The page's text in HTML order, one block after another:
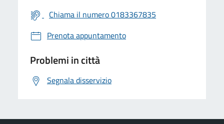
Chiama il numero 0183367835
Prenota appuntamento
Problemi in città
Segnala disservizio